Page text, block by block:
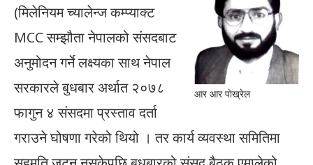
आर आर पाेख्रेल
(मिलेनियम च्यालेन्ज कम्प्याक्ट
MCC सम्झौता नेपालको संसदबाट
अनुमोदन गर्ने लक्ष्यका साथ नेपाल
सरकारले बुधबार अर्थात २०७८
फागुन ४ संसदमा प्रस्ताव दर्ता
गराउने घोषणा गरेको थियो । तर कार्य व्यवस्था समितिमा